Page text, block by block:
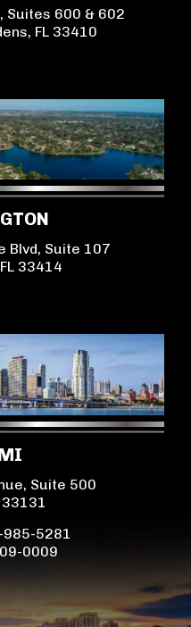
Suites 600 & 602
FL 33410
Blvd, Suite 107
33414
Suite 500
33131
985-5281
0009